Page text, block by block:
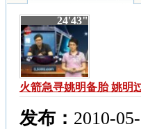
24'43"
火箭急寻姚明备胎 姚明
发布： 2010-